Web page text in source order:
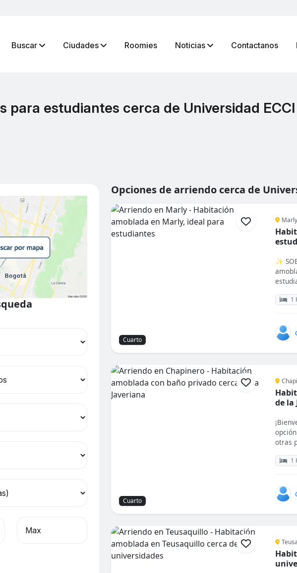
Buscar Ciudades Roomies Noticias Contactanos
para estudiantes cerca de Universidad
Opciones de arriendo cerca de
Cuarto
✨
1
Cuarto
de la
otras
1